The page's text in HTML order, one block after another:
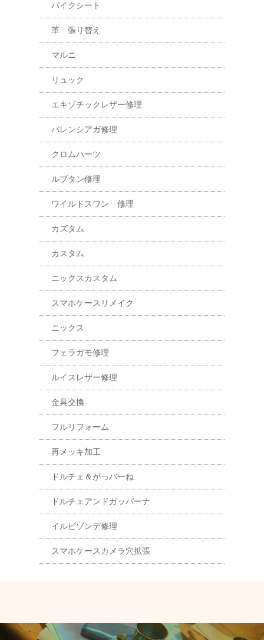
バイクシート
革 張り替え
マルニ
リュック
エキゾチックレザー修理
バレンシアガ修理
クロムハーツ
ルブタン修理
ワイルドスワン 修理
カズタム
カスタム
ニックスカスタム
スマホケースリメイク
ニックス
フェラガモ修理
ルイスレザー修理
金具交換
フルリフォーム
再メッキ加工
ドルチェ＆がっバーね
ドルチェアンドガッバーナ
イルビゾンデ修理
スマホケースカメラ穴拡張